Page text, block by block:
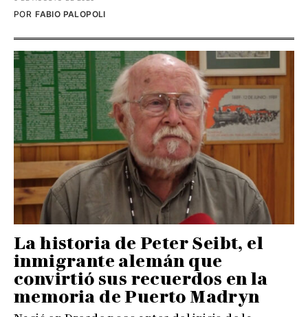
FABIO PALOPOLI
POR
La historia de Peter Seibt, el
inmigrante alemán que
convirtió sus recuerdos en la
memoria de Puerto Madryn